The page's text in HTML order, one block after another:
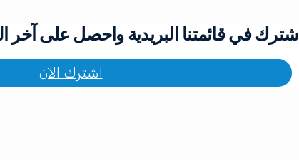
اشترك في قائمتنا البريدية واحصل على
اشترك الآن